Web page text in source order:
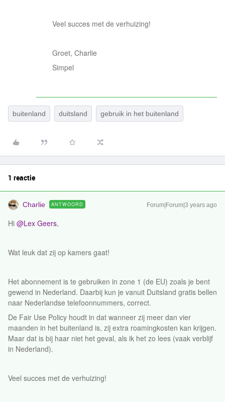
Veel succes met de verhuizing!
Groet, Charlie
Simpel
buitenland duitsland gebruik in het buitenland
1 reactie
Charlie ANTWOORD Forum|Forum|3 years ago
Hi @Lex Geers,
Wat leuk dat zij op kamers gaat!
Het abonnement is te gebruiken in zone 1 (de EU) zoals je bent
gewend in Nederland. Daarbij kun je vanuit Duitsland gratis bellen
naar Nederlandse telefoonnummers, correct.
De Fair Use Policy houdt in dat wanneer zij meer dan vier
maanden in het buitenland is, zij extra roamingkosten kan krijgen.
Maar dat is bij haar niet het geval, als ik het zo lees (vaak verblijf
in Nederland).
Veel succes met de verhuizing!